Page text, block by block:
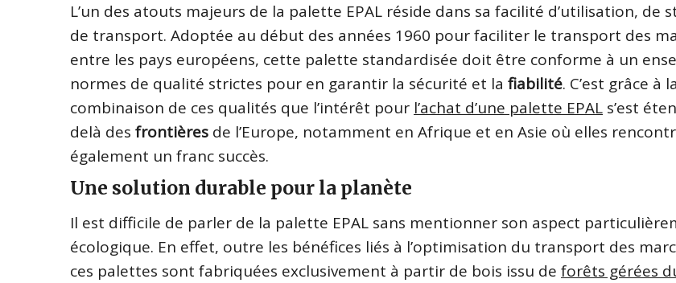
L’un des atouts majeurs de la palette EPAL réside dans sa facilité d’utilisation, de
de transport. Adoptée au début des années 1960 pour faciliter le transport des
entre les pays européens, cette palette standardisée doit être conforme à un
normes de qualité strictes pour en garantir la sécurité et la fiabilité. C’est grâce à la
combinaison de ces qualités que l’intérêt pour l’achat d’une palette EPAL s’est
delà des frontières de l’Europe, notamment en Afrique et en Asie où elles
également un franc succès.
Une solution durable pour la planète
Il est difficile de parler de la palette EPAL sans mentionner son aspect
écologique. En effet, outre les bénéfices liés à l’optimisation du transport des
ces palettes sont fabriquées exclusivement à partir de bois issu de forêts gérées